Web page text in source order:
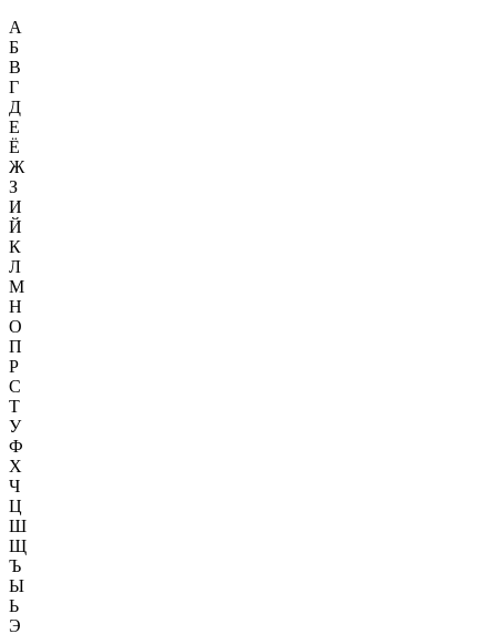
А
Б
В
Г
Д
Е
Ё
Ж
З
И
Й
К
Л
М
Н
О
П
Р
С
Т
У
Ф
Х
Ч
Ц
Ш
Щ
Ъ
Ы
Ь
Э